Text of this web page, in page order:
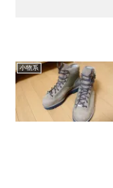
小物系